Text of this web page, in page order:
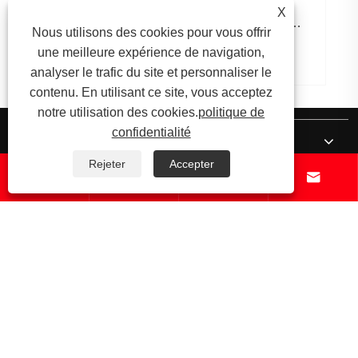
Pourquoi les roulements à section mince
sont-ils essentiels dans les applications de
précision ?
Voir plus >>
À propos de nous
 
X
Nous utilisons des cookies pour vous offrir
une meilleure expérience de navigation,
analyser le trafic du site et personnaliser le
contenu. En utilisant ce site, vous acceptez
notre utilisation des cookies.politique de
confidentialité
Rejeter Accepter